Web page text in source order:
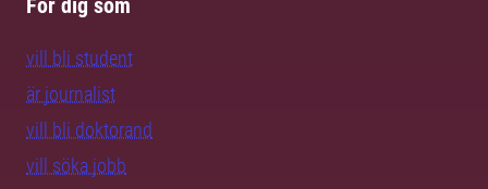
För dig som
vill bli student
är journalist
vill bli doktorand
vill söka jobb